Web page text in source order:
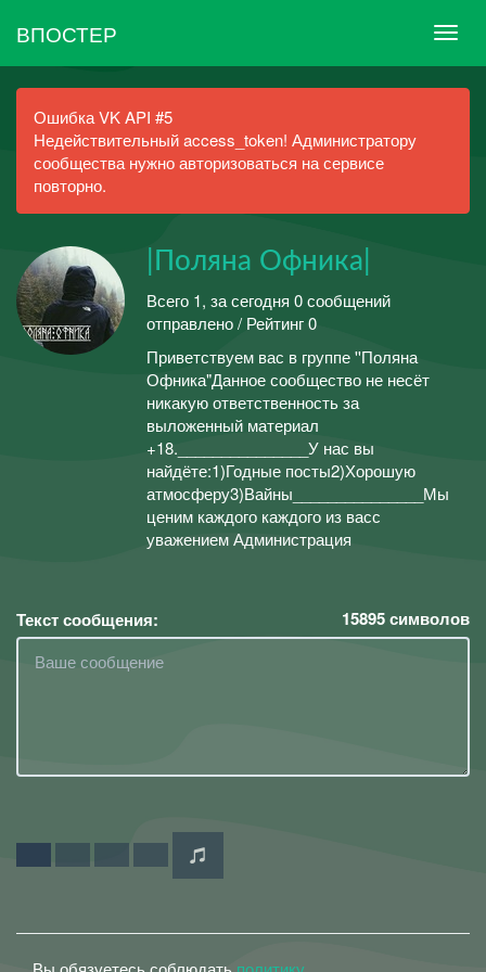
ВПОСТЕР
Ошибка VK API #5
Недействительный access_token! Администратору
сообщества нужно авторизоваться на сервисе
повторно.
|Поляна Офника|
Всего 1, за сегодня 0 сообщений
отправлено / Рейтинг 0
Приветствуем вас в группе ''Поляна
Офника"Данное сообщество не несёт
никакую ответственность за
выложенный материал
+18._______________У нас вы
найдёте:1)Годные посты2)Хорошую
атмосферу3)Вайны_______________Мы
ценим каждого каждого из васс
уважением Администрация
Текст сообщения: 15895символов